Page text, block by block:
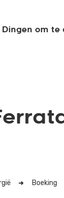
Dingen om te
Boeking